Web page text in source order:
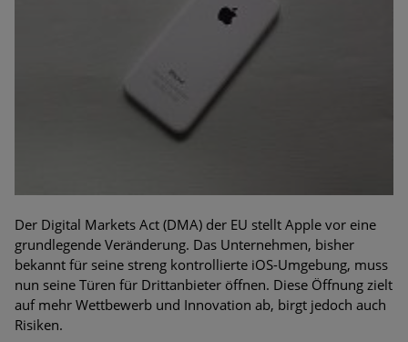
Der Digital Markets Act (DMA) der EU stellt Apple vor eine
grundlegende Veränderung. Das Unternehmen, bisher
bekannt für seine streng kontrollierte iOS-Umgebung, muss
nun seine Türen für Drittanbieter öffnen. Diese Öffnung zielt
auf mehr Wettbewerb und Innovation ab, birgt jedoch auch
Risiken.